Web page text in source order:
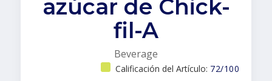
azúcar de Chick-
fil-A
Beverage
Calificación del Artículo: 72/100